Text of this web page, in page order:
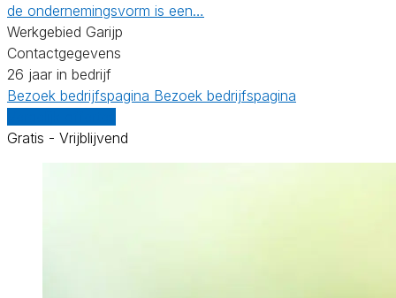
de ondernemingsvorm is een…
Werkgebied Garijp
Contactgegevens
26 jaar in bedrijf
Bezoek bedrijfspagina Bezoek bedrijfspagina
Gratis - Vrijblijvend